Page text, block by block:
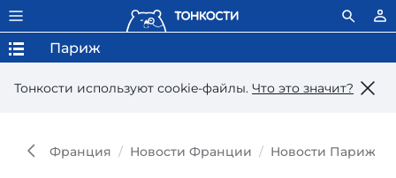
Тонкости используют сookie-файлы. Что это значит?
Париж
Франция Новости Франции Новости Парижа